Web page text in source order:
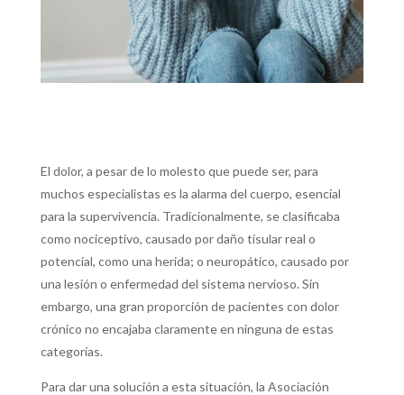
El dolor, a pesar de lo molesto que puede ser, para
muchos especialistas es la alarma del cuerpo, esencial
para la supervivencia. Tradicionalmente, se clasificaba
como nociceptivo, causado por daño tisular real o
potencial, como una herida; o neuropático, causado por
una lesión o enfermedad del sistema nervioso. Sin
embargo, una gran proporción de pacientes con dolor
crónico no encajaba claramente en ninguna de estas
categorías.
Para dar una solución a esta situación, la Asociación